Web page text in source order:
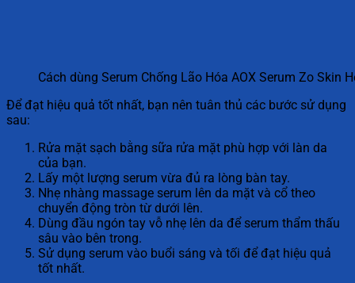
Cách dùng Serum Chống Lão Hóa AOX Serum Zo Skin
Để đạt hiệu quả tốt nhất, bạn nên tuân thủ các bước sử dụng
sau:
Rửa mặt sạch bằng sữa rửa mặt phù hợp với làn da
của bạn.
Lấy một lượng serum vừa đủ ra lòng bàn tay.
Nhẹ nhàng massage serum lên da mặt và cổ theo
chuyển động tròn từ dưới lên.
Dùng đầu ngón tay vỗ nhẹ lên da để serum thẩm thấu
sâu vào bên trong.
Sử dụng serum vào buổi sáng và tối để đạt hiệu quả
tốt nhất.